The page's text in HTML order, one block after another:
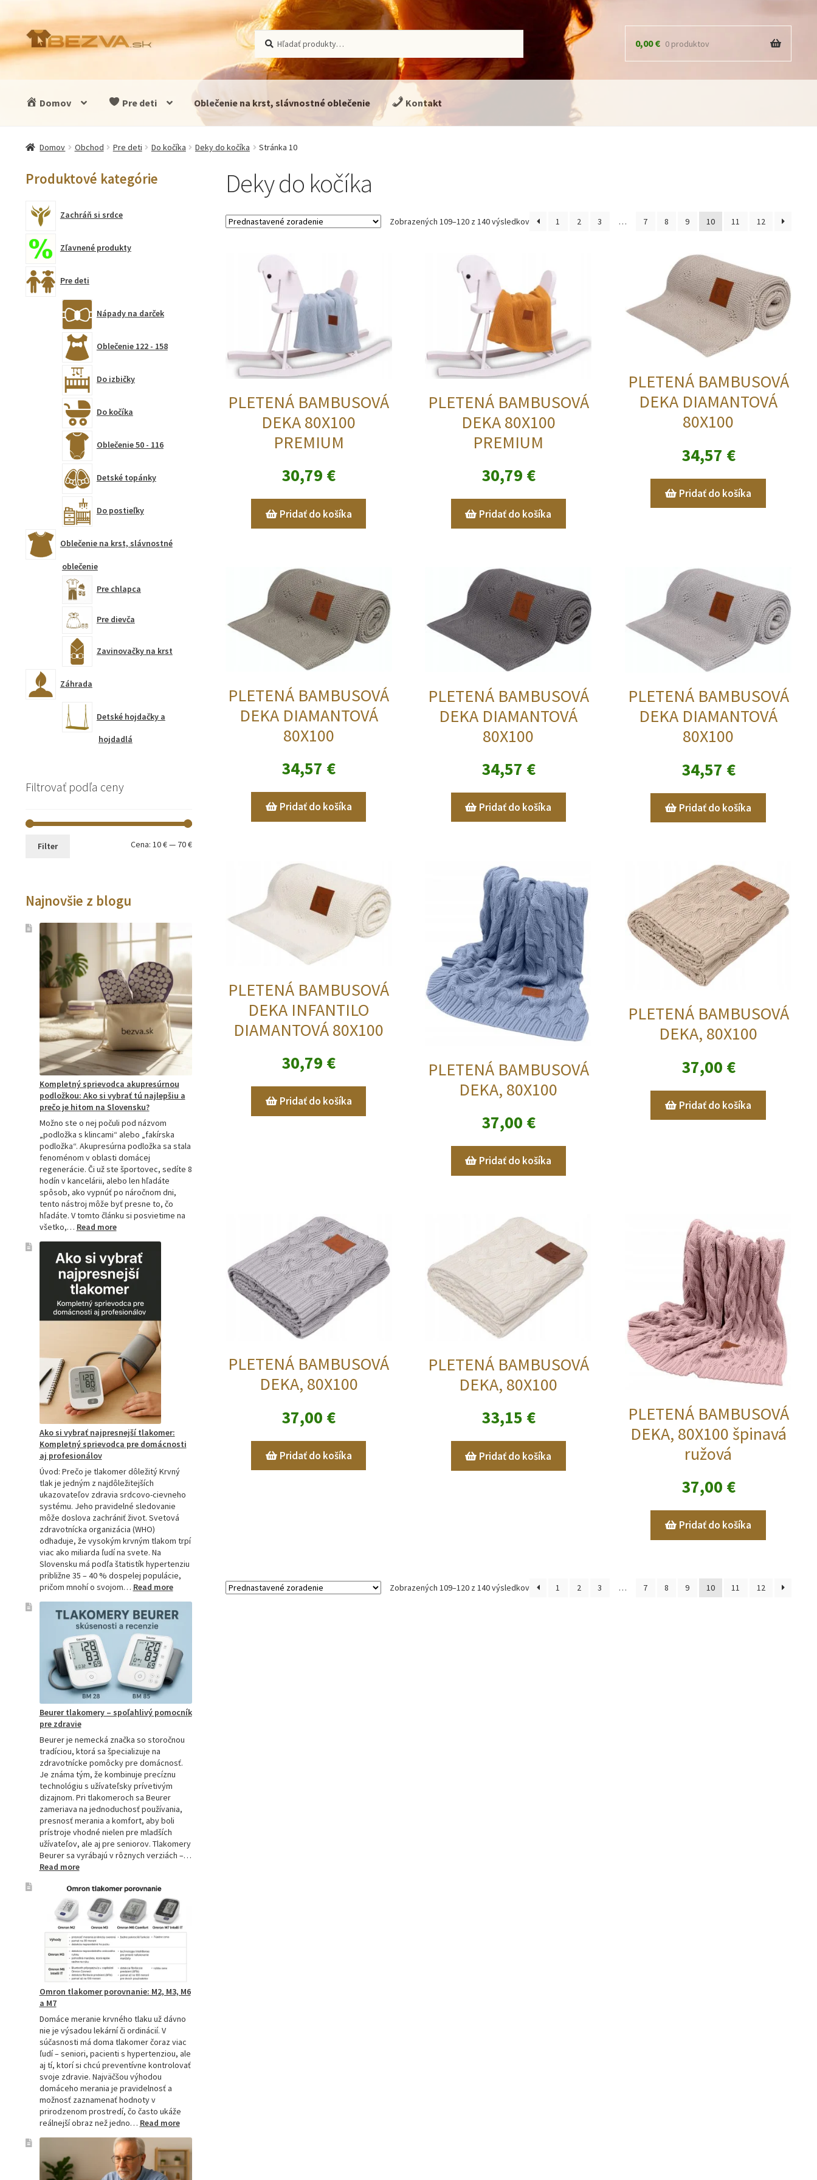
Preskočiť
na
navigáciu
Preskočiť
na
obsah
Hľadať:
Vyhľadávanie
0,00€ 0 produktov
Domov Pre deti Oblečenie na krst, slávnostné oblečenie Kontakt
Domov Obchod Pre deti Do kočíka Deky do kočíka Stránka 10
Deky do kočíka
Zobrazených 109–120 z 140 výsledkov 1 2 3 … 7 8 9 10 11 12
PLETENÁ BAMBUSOVÁ
DEKA 80X100
PREMIUM
30,79 €
Pridať do košíka
PLETENÁ BAMBUSOVÁ
DEKA 80X100
PREMIUM
30,79 €
Pridať do košíka
PLETENÁ BAMBUSOVÁ
DEKA DIAMANTOVÁ
80X100
34,57 €
Pridať do košíka
PLETENÁ BAMBUSOVÁ
DEKA DIAMANTOVÁ
80X100
34,57 €
Pridať do košíka
PLETENÁ BAMBUSOVÁ
DEKA DIAMANTOVÁ
80X100
34,57 €
Pridať do košíka
PLETENÁ BAMBUSOVÁ
DEKA DIAMANTOVÁ
80X100
34,57 €
Pridať do košíka
PLETENÁ BAMBUSOVÁ
DEKA INFANTILO
DIAMANTOVÁ 80X100
30,79 €
Pridať do košíka
PLETENÁ BAMBUSOVÁ
DEKA, 80X100
37,00 €
Pridať do košíka
PLETENÁ BAMBUSOVÁ
DEKA, 80X100
37,00 €
Pridať do košíka
PLETENÁ BAMBUSOVÁ
DEKA, 80X100
37,00 €
Pridať do košíka
PLETENÁ BAMBUSOVÁ
DEKA, 80X100
33,15 €
Pridať do košíka
PLETENÁ BAMBUSOVÁ
DEKA, 80X100 špinavá
ružová
37,00 €
Pridať do košíka
Zobrazených 109–120 z 140 výsledkov 1 2 3 … 7 8 9 10 11 12
Produktové kategórie
Zachráň si srdce
Zľavnené produkty
Pre deti
Nápady na darček
Oblečenie 122 - 158
Do izbičky
Do kočíka
Oblečenie 50 - 116
Detské topánky
Do postieľky
Oblečenie na krst, slávnostné
oblečenie
Pre chlapca
Pre dievča
Zavinovačky na krst
Záhrada
Detské hojdačky a
hojdadlá
Filtrovať podľa ceny
Minimálna
Maximálna
Filter Cena: 10 €— 70 €
Najnovšie z blogu
Kompletný sprievodca akupresúrnou
podložkou: Ako si vybrať tú najlepšiu a
prečo je hitom na Slovensku?
Možno ste o nej počuli pod názvom
„podložka s klincami“ alebo „fakírska
podložka“. Akupresúrna podložka sa stala
fenoménom v oblasti domácej
regenerácie. Či už ste športovec, sedíte 8
hodín v kancelárii, alebo len hľadáte
spôsob, ako vypnúť po náročnom dni,
tento nástroj môže byť presne to, čo
hľadáte. V tomto článku si posvietime na
všetko,… Read more:
akupresúrnou
podložkou:
Ako
si
vybrať
tú
najlepšiu
prečo
je
hitom
na
Slovensku?
Ako si vybrať najpresnejší tlakomer:
Kompletný sprievodca pre domácnosti
aj profesionálov
Úvod: Prečo je tlakomer dôležitý Krvný
tlak je jedným z najdôležitejších
ukazovateľov zdravia srdcovo-cievneho
systému. Jeho pravidelné sledovanie
môže doslova zachrániť život. Svetová
zdravotnícka organizácia (WHO)
odhaduje, že vysokým krvným tlakom trpí
viac ako miliarda ľudí na svete. Na
Slovensku má podľa štatistík hypertenziu
približne 35 – 40 % dospelej populácie,
pričom mnohí o svojom… Read more:
si
vybrať
tlakomer:
Kompletný
sprievodca
pre
domácnosti
aj
profesionálov
Beurer tlakomery – spoľahlivý pomocník
pre zdravie
Beurer je nemecká značka so storočnou
tradíciou, ktorá sa špecializuje na
zdravotnícke pomôcky pre domácnosť.
Je známa tým, že kombinuje precíznu
technológiu s užívateľsky prívetivým
dizajnom. Pri tlakomeroch sa Beurer
zameriava na jednoduchosť používania,
presnosť merania a komfort, aby boli
prístroje vhodné nielen pre mladších
užívateľov, ale aj pre seniorov. Tlakomery
Beurer sa vyrábajú v rôznych verziách –…
Read more:
tlakomery
spoľahlivý
pomocník
pre
zdravie
Omron tlakomer porovnanie: M2, M3, M6
a M7
Domáce meranie krvného tlaku už dávno
nie je výsadou lekární či ordinácií. V
súčasnosti má doma tlakomer čoraz viac
ľudí – seniori, pacienti s hypertenziou, ale
aj tí, ktorí si chcú preventívne kontrolovať
svoje zdravie. Najväčšou výhodou
domáceho merania je pravidelnosť a
možnosť zaznamenať hodnoty v
prirodzenom prostredí, čo často ukáže
reálnejší obraz než jedno… Read more:
porovnanie:
M2,